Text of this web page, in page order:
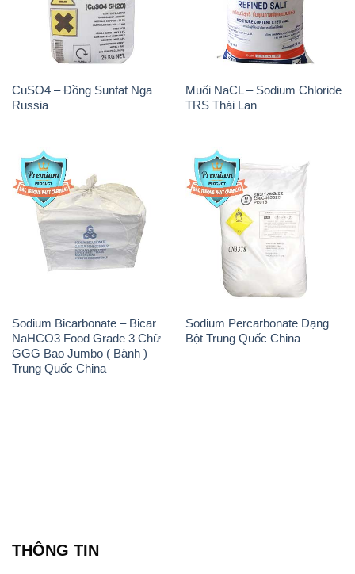
CuSO4 – Đồng Sunfat Nga
Russia
Muối NaCL – Sodium Chloride
TRS Thái Lan
Sodium Bicarbonate – Bicar
NaHCO3 Food Grade 3 Chữ
GGG Bao Jumbo ( Bành )
Trung Quốc China
Sodium Percarbonate Dạng
Bột Trung Quốc China
THÔNG TIN